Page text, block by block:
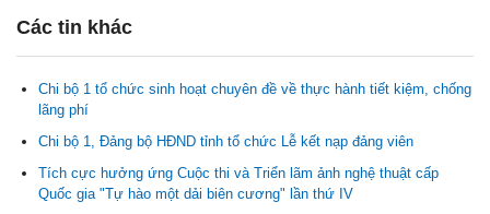
Các tin khác
Chi bộ 1 tổ chức sinh hoạt chuyên đề về thực hành tiết kiệm, chống
lãng phí
Chi bộ 1, Đảng bộ HĐND tỉnh tổ chức Lễ kết nạp đảng viên
Tích cực hưởng ứng Cuộc thi và Triển lãm ảnh nghệ thuật cấp
Quốc gia "Tự hào một dải biên cương" lần thứ IV
Nghị quyết Cho ý kiến về cam kết bố trí nguồn vốn đối ứng ngân
sách địa phương để thực hiện Dự án Xây dựng Trụ sở làm...